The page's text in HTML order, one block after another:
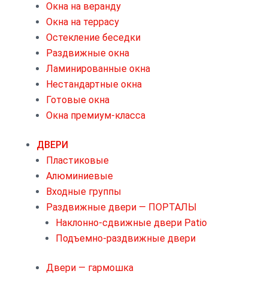
Окна на веранду
Окна на террасу
Остекление беседки
Раздвижные окна
Ламинированные окна
Нестандартные окна
Готовые окна
Окна премиум-класса
ДВЕРИ
Пластиковые
Алюминиевые
Входные группы
Раздвижные двери — ПОРТАЛЫ
Наклонно-сдвижные двери Patio
Подъемно-раздвижные двери
Двери — гармошка